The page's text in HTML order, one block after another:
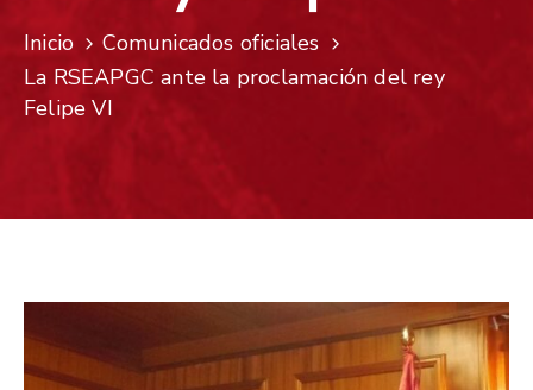
Inicio
Comunicados oficiales
La RSEAPGC ante la proclamación del rey
Felipe VI